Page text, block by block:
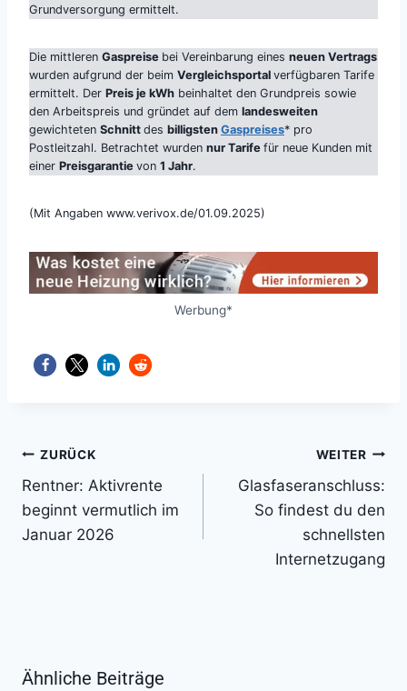
Grundversorgung ermittelt.
Die mittleren Gaspreise bei Vereinbarung eines neuen Vertrags
wurden aufgrund der beim Vergleichsportal verfügbaren Tarife
ermittelt. Der Preis je kWh beinhaltet den Grundpreis sowie
den Arbeitspreis und gründet auf dem landesweiten
gewichteten Schnitt des billigsten Gaspreises* pro
Postleitzahl. Betrachtet wurden nur Tarife für neue Kunden mit
einer Preisgarantie von 1 Jahr.
(Mit Angaben www.verivox.de/01.09.2025)
Werbung*
Beitragsnavigation
ZURÜCK
Rentner: Aktivrente
beginnt vermutlich im
Januar 2026
WEITER
Glasfaseranschluss:
So findest du den
schnellsten
Internetzugang
Ähnliche Beiträge